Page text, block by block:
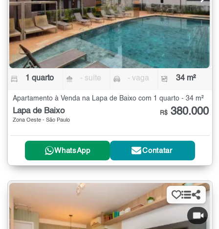
1 quarto - suíte - vaga 34 m²
Apartamento à Venda na Lapa de Baixo com 1 quarto - 34 m²
Lapa de Baixo
Zona Oeste - São Paulo
R$ 380.000
WhatsApp Contatar